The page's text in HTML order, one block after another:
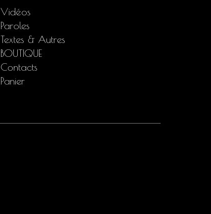
Vidéos
Paroles
Textes & Autres
BOUTIQUE
Contacts
Panier